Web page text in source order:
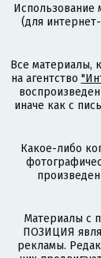
Использование
(для
Все материалы,
на агентство
иначе как с
Какое-либо
Материалы с
ПОЗИЦИЯ
рекламы.